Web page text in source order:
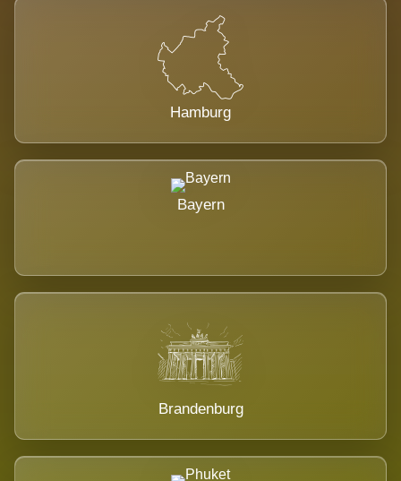
Hamburg
Bayern
Brandenburg